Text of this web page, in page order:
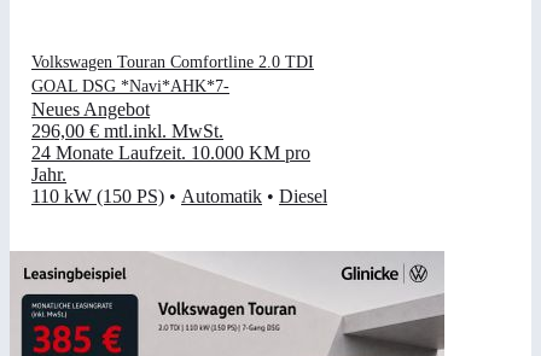
Volkswagen Touran Comfortline 2.0 TDI
GOAL DSG *Navi*AHK*7-
Neues Angebot
296,00 € mtl.inkl. MwSt.
24 Monate Laufzeit. 10.000 KM pro
Jahr.
110 kW (150 PS) • Automatik • Diesel